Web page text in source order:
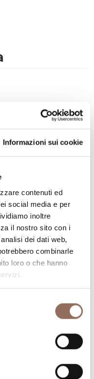
Informazioni sui cookie
contenuti ed
social media e per
inoltre
il nostro sito con i
dei dati web,
combinarle
loro o che hanno
cosa fare e
Roero, con
reale
Dove mangiare